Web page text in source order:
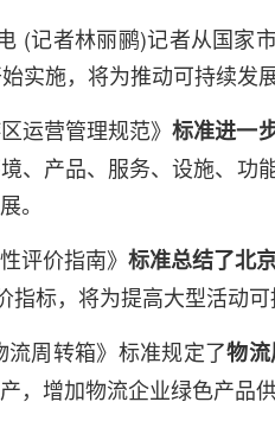
(记者林丽鹂)记者从国家
实施，将为推动可持续发
运营管理规范》标准进一
、产品、服务、设施、
。
评价指南》 标准总结了北
指标，将为提高大型活动
流周转箱》标准规定了物
，增加物流企业绿色产品